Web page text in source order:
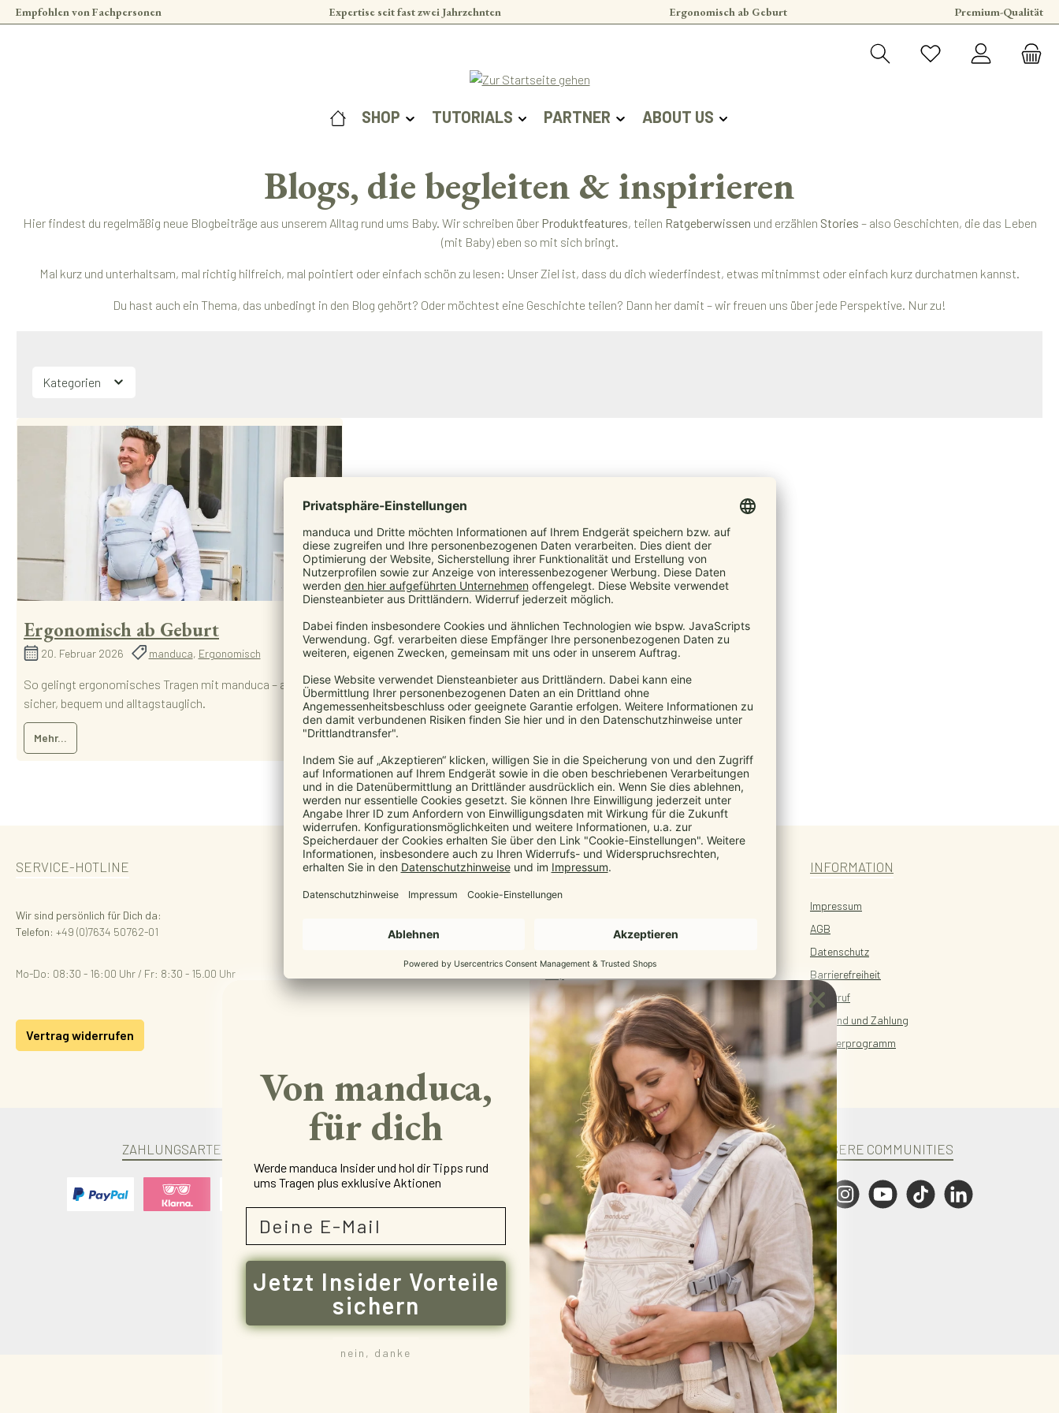
Hauptinhalt springen
Zur Suche springen
Zur Hauptnavigation springen
Empfohlen von Fachpersonen Expertise seit fast zwei Jahrzehnten Ergonomisch ab Geburt Premium-Qualität
SHOP TUTORIALS PARTNER ABOUT US
Blogs, die begleiten & inspirieren
Hier findest du regelmäßig neue Blogbeiträge aus unserem Alltag rund ums Baby. Wir schreiben über Produktfeatures, teilen Ratgeberwissen und erzählen Stories – also Geschichten, die das Leben
(mit Baby) eben so mit sich bringt.
Mal kurz und unterhaltsam, mal richtig hilfreich, mal pointiert oder einfach schön zu lesen: Unser Ziel ist, dass du dich wiederfindest, etwas mitnimmst oder einfach kurz durchatmen kannst.
Du hast auch ein Thema, das unbedingt in den Blog gehört? Oder möchtest eine Geschichte teilen? Dann her damit – wir freuen uns über jede Perspektive. Nur zu!
Kategorien
Ergonomisch ab Geburt
20. Februar 2026 manduca, Ergonomisch
So gelingt ergonomisches Tragen mit manduca – ab Tag 1,
sicher, bequem und alltagstauglich.
Mehr...
SERVICE-HOTLINE
Wir sind persönlich für Dich da:
Telefon: +49 (0)7634 50762-01
Mo-Do: 08:30 - 16:00 Uhr / Fr: 8:30 - 15.00 Uhr
Vertrag widerrufen
SHOP SERVICE
Kontaktiere uns
INFORMATION
Impressum
AGB
Datenschutz
Barrierefreiheit
Widerruf
Versand und Zahlung
Partnerprogramm
ZAHLUNGSARTEN
Benutzerdefiniertes Bild 2Benutzerdefiniertes Bild 3
SICHER EINKAUFEN
Mehrfach ausgezeichnet und zertifiziert!
UNSERE COMMUNITIES
FacebookInstagramYouTube TikTok LinkedIn
und ggf. Nachnahmegebühren, wenn nicht anders angegeben.
Von manduca,
für dich
Werde manduca Insider und hol dir Tipps rund
ums Tragen plus exklusive Aktionen
E-mail
Jetzt Insider Vorteile
sichern
nein, danke